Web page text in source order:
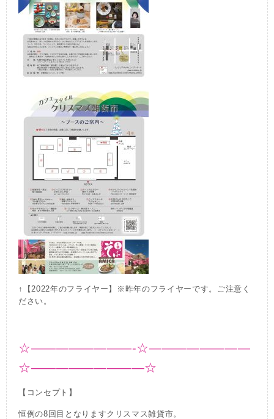
↑【2022年のフライヤー】※昨年のフライヤーです。ご注意く
ださい。
☆————————-☆————————
☆—————————☆
【コンセプト】
恒例の8回目となりますクリスマス雑貨市。